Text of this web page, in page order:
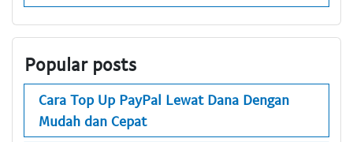
Popular posts
Cara Top Up PayPal Lewat Dana Dengan
Mudah dan Cepat